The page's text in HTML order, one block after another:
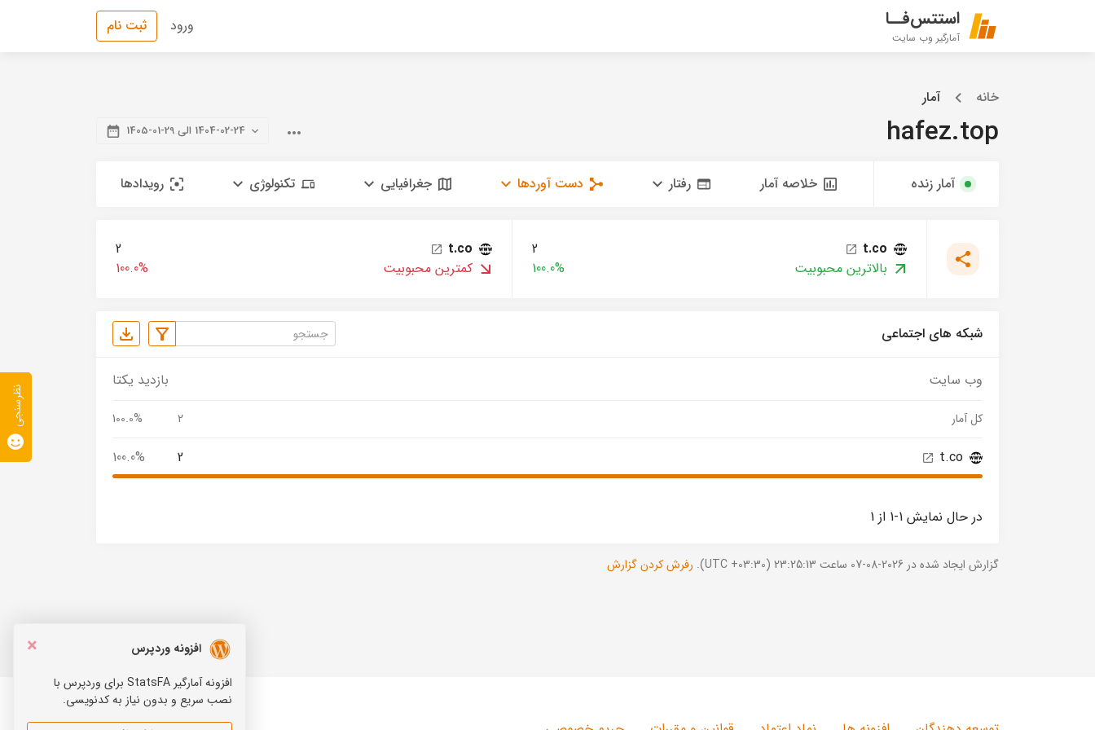
استتس‌فــا
آمارگیر وب سایت
ورود ثبت نام
خانه آمار
hafez.top 1404-02-24 الی 29-01-1405
آمار زنده خلاصه آمار رفتار دست آوردها جغرافیایی تکنولوژی رویدادها
t.co
2
بالاترین محبوبیت
100.0%
t.co
2
کمترین محبوبیت
100.0%
شبکه های اجتماعی
وب سایت بازدید یکتا
کل آمار 2
100.0%
t.co
2
100.0%
در حال نمایش 1-1 از 1
گزارش ایجاد شده در 2026-08-07 ساعت 23:25:13 (UTC +03:30). رفرش کردن گزارش
×
افزونه وردپرس
افزونه آمارگیر StatsFA برای وردپرس با
نصب سریع و بدون نیاز به کدنویسی.
نظرسنجی